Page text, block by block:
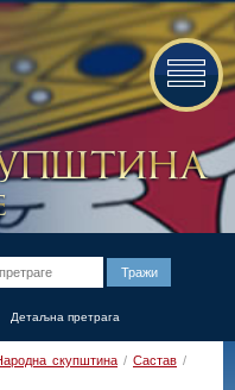
Детаљна претрага
скупштина / Састав /